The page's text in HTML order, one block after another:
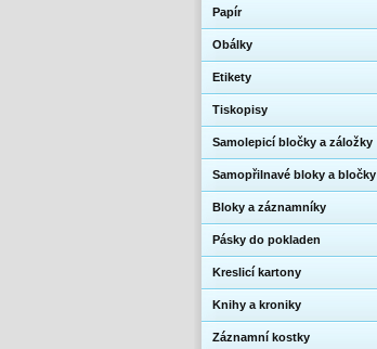
Papír
Obálky
Etikety
Tiskopisy
Samolepicí bločky a záložky
Samopřilnavé bloky a bločky
Bloky a záznamníky
Pásky do pokladen
Kreslicí kartony
Knihy a kroniky
Záznamní kostky